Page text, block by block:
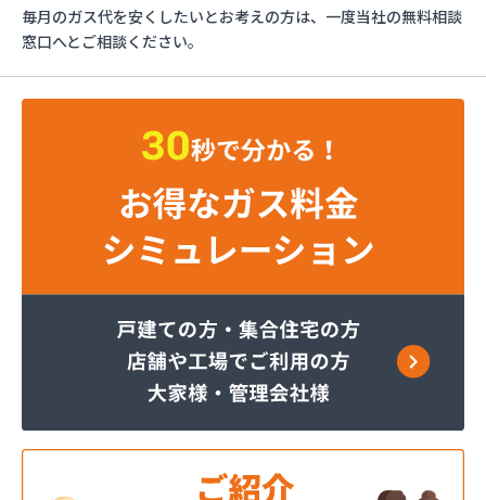
グッドライフサーラ関東(株) 横須賀営業所
グッドライフサーラ関東(株) 神奈川支店 戸塚営
業所
グッドライフサーラ関東(株) 神奈川支店 青葉営
くみあい商事(株)
セントラル石油瓦斯(株) 横須賀支店
トモプロ(株) 横浜営業所
ニイミ石油ガス
ひょっとこや(有)ノムラ
ファーストガスシステム(株)
ミツワプロパンガス協同組合
ミライフ(株) 神奈川支店 相模原オフィス
毎月のガス代を安くしたいとお考えの方は、一度当社の無料相談
窓口へとご相談ください。